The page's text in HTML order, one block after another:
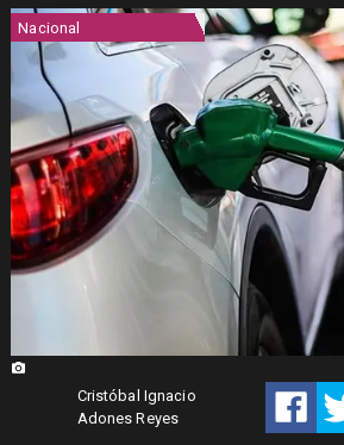
Nacional
Cristóbal Ignacio
Adones Reyes